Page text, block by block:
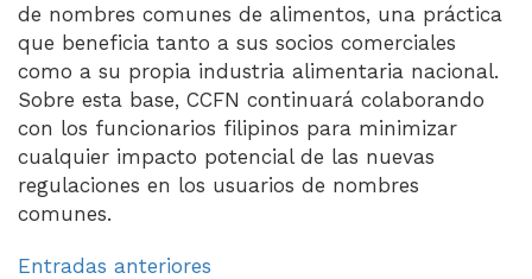
de nombres comunes de alimentos, una práctica
que beneficia tanto a sus socios comerciales
como a su propia industria alimentaria nacional.
Sobre esta base, CCFN continuará colaborando
con los funcionarios filipinos para minimizar
cualquier impacto potencial de las nuevas
regulaciones en los usuarios de nombres
comunes.
Entradas anteriores